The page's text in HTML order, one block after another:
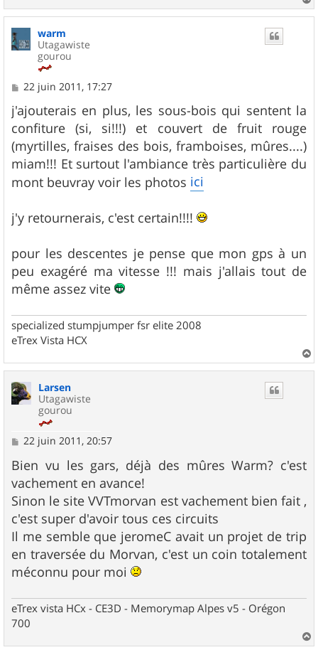
a
warm
Utagawiste
gourou
M
s
s
a
g
e
22 juin 2011, 17:27
j'ajouterais en plus, les sous-bois qui sentent la
confiture (si, si!!!) et couvert de fruit rouge
(myrtilles, fraises des bois, framboises, mûres....)
miam!!! Et surtout l'ambiance très particulière du
mont beuvray voir les photos ici
j'y retournerais, c'est certain!!!!
pour les descentes je pense que mon gps à un
peu exagéré ma vitesse !!! mais j'allais tout de
même assez vite
specialized stumpjumper fsr elite 2008
eTrex Vista HCX
a
Larsen
Utagawiste
gourou
M
s
s
a
g
e
22 juin 2011, 20:57
Bien vu les gars, déjà des mûres Warm? c'est
vachement en avance!
Sinon le site VVTmorvan est vachement bien fait ,
c'est super d'avoir tous ces circuits
Il me semble que jeromeC avait un projet de trip
en traversée du Morvan, c'est un coin totalement
méconnu pour moi
eTrex vista HCx - CE3D - Memorymap Alpes v5 - Orégon
700
a